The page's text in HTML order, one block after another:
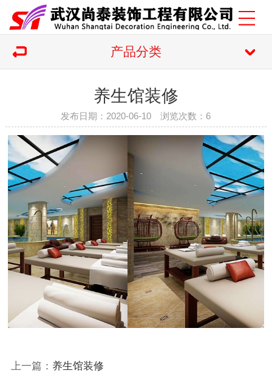
产品分类
养生馆装修
发布日期：2020-06-10 浏览次数： 6
上一篇： 养生馆装修